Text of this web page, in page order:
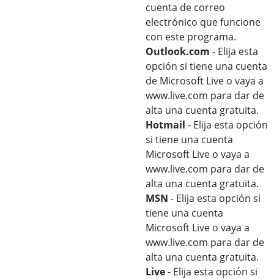
cuenta de correo
electrónico que funcione
con este programa.
Outlook.com - Elija esta
opción si tiene una cuenta
de Microsoft Live o vaya a
www.live.com para dar de
alta una cuenta gratuita.
Hotmail - Elija esta opción
si tiene una cuenta
Microsoft Live o vaya a
www.live.com para dar de
alta una cuenta gratuita.
MSN - Elija esta opción si
tiene una cuenta
Microsoft Live o vaya a
www.live.com para dar de
alta una cuenta gratuita.
Live- Elija esta opción si